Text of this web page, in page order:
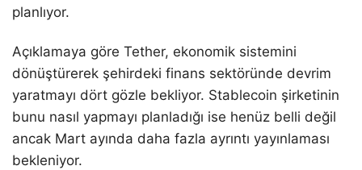
planlıyor.
Açıklamaya göre Tether, ekonomik sistemini
dönüştürerek şehirdeki finans sektöründe devrim
yaratmayı dört gözle bekliyor. Stablecoin şirketinin
bunu nasıl yapmayı planladığı ise henüz belli değil
ancak Mart ayında daha fazla ayrıntı yayınlaması
bekleniyor.